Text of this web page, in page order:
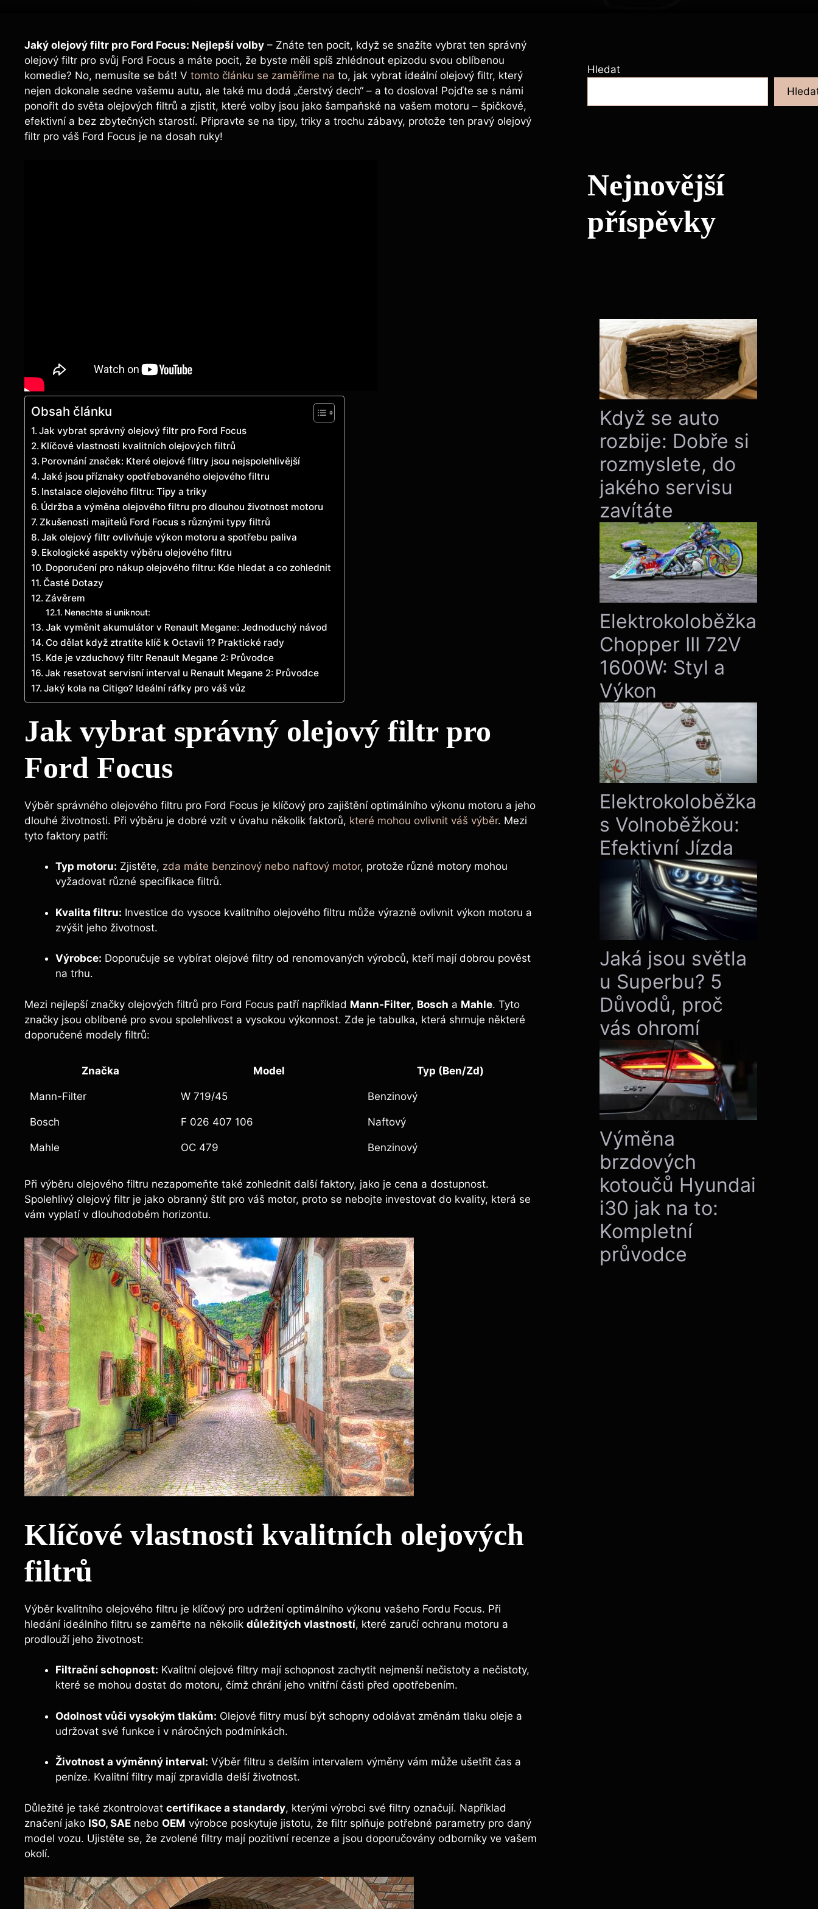
Jaký olejový filtr pro Ford Focus: Nejlepší volby – Znáte ten pocit, když se snažíte vybrat ten správný
olejový filtr pro svůj Ford Focus a máte pocit, že byste měli spíš zhlédnout epizodu svou oblíbenou
komedie? No, nemusíte se bát! V tomto článku se zaměříme na to, jak vybrat ideální olejový filtr, který
nejen dokonale sedne vašemu autu, ale také mu dodá „čerstvý dech“ – a to doslova! Pojďte se s námi
ponořit do světa olejových filtrů a zjistit, které volby jsou jako šampaňské na vašem motoru – špičkové,
efektivní a bez zbytečných starostí. Připravte se na tipy, triky a trochu zábavy, protože ten pravý olejový
filtr pro váš Ford Focus je na dosah ruky!
Obsah článku
Jak vybrat správný olejový filtr pro Ford Focus
Klíčové vlastnosti kvalitních olejových filtrů
Porovnání značek: Které olejové filtry jsou nejspolehlivější
Jaké jsou příznaky opotřebovaného olejového filtru
Instalace olejového filtru: Tipy a triky
Údržba a výměna olejového filtru pro dlouhou životnost motoru
Zkušenosti majitelů Ford Focus s různými typy filtrů
Jak olejový filtr ovlivňuje výkon motoru a spotřebu paliva
Ekologické aspekty výběru olejového filtru
Doporučení pro nákup olejového filtru: Kde hledat a co zohlednit
Časté Dotazy
Závěrem
Nenechte si uniknout:
Jak vyměnit akumulátor v Renault Megane: Jednoduchý návod
Co dělat když ztratíte klíč k Octavii 1? Praktické rady
Kde je vzduchový filtr Renault Megane 2: Průvodce
Jak resetovat servisní interval u Renault Megane 2: Průvodce
Jaký kola na Citigo? Ideální ráfky pro váš vůz
Jak vybrat správný olejový filtr pro
Ford Focus
Výběr správného olejového filtru pro Ford Focus je klíčový pro zajištění optimálního výkonu motoru a jeho
dlouhé životnosti. Při výběru je dobré vzít v úvahu několik faktorů, které mohou ovlivnit váš výběr. Mezi
tyto faktory patří:
Typ motoru: Zjistěte, zda máte benzinový nebo naftový motor, protože různé motory mohou
vyžadovat různé specifikace filtrů.
Kvalita filtru: Investice do vysoce kvalitního olejového filtru může výrazně ovlivnit výkon motoru a
zvýšit jeho životnost.
Výrobce: Doporučuje se vybírat olejové filtry od renomovaných výrobců, kteří mají dobrou pověst
na trhu.
Mezi nejlepší značky olejových filtrů pro Ford Focus patří například Mann-Filter, Bosch a Mahle. Tyto
značky jsou oblíbené pro svou spolehlivost a vysokou výkonnost. Zde je tabulka, která shrnuje některé
doporučené modely filtrů:
Značka Model Typ (Ben/Zd)
Mann-Filter W 719/45 Benzinový
Bosch F 026 407 106 Naftový
Mahle OC 479 Benzinový
Při výběru olejového filtru nezapomeňte také zohlednit další faktory, jako je cena a dostupnost.
Spolehlivý olejový filtr je jako obranný štít pro váš motor, proto se nebojte investovat do kvality, která se
vám vyplatí v dlouhodobém horizontu.
Klíčové vlastnosti kvalitních olejových
filtrů
Výběr kvalitního olejového filtru je klíčový pro udržení optimálního výkonu vašeho Fordu Focus. Při
hledání ideálního filtru se zaměřte na několik důležitých vlastností, které zaručí ochranu motoru a
prodlouží jeho životnost:
Filtrační schopnost: Kvalitní olejové filtry mají schopnost zachytit nejmenší nečistoty a nečistoty,
které se mohou dostat do motoru, čímž chrání jeho vnitřní části před opotřebením.
Odolnost vůči vysokým tlakům: Olejové filtry musí být schopny odolávat změnám tlaku oleje a
udržovat své funkce i v náročných podmínkách.
Životnost a výměnný interval: Výběr filtru s delším intervalem výměny vám může ušetřit čas a
peníze. Kvalitní filtry mají zpravidla delší životnost.
Důležité je také zkontrolovat certifikace a standardy, kterými výrobci své filtry označují. Například
značení jako ISO, SAE nebo OEM výrobce poskytuje jistotu, že filtr splňuje potřebné parametry pro daný
model vozu. Ujistěte se, že zvolené filtry mají pozitivní recenze a jsou doporučovány odborníky ve vašem
okolí.
Hledat
Nejnovější
příspěvky
Když se auto
rozbije: Dobře si
rozmyslete, do
jakého servisu
zavítáte
Elektrokoloběžka
Chopper III 72V
1600W: Styl a
Výkon
Elektrokoloběžka
s Volnoběžkou:
Efektivní Jízda
Jaká jsou světla
u Superbu? 5
Důvodů, proč
vás ohromí
Výměna
brzdových
kotoučů Hyundai
i30 jak na to:
Kompletní
průvodce